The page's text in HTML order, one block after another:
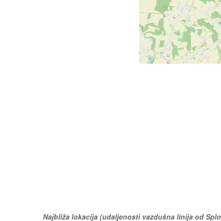
Najbliža lokacija (udaljenosti vazdušna linija od